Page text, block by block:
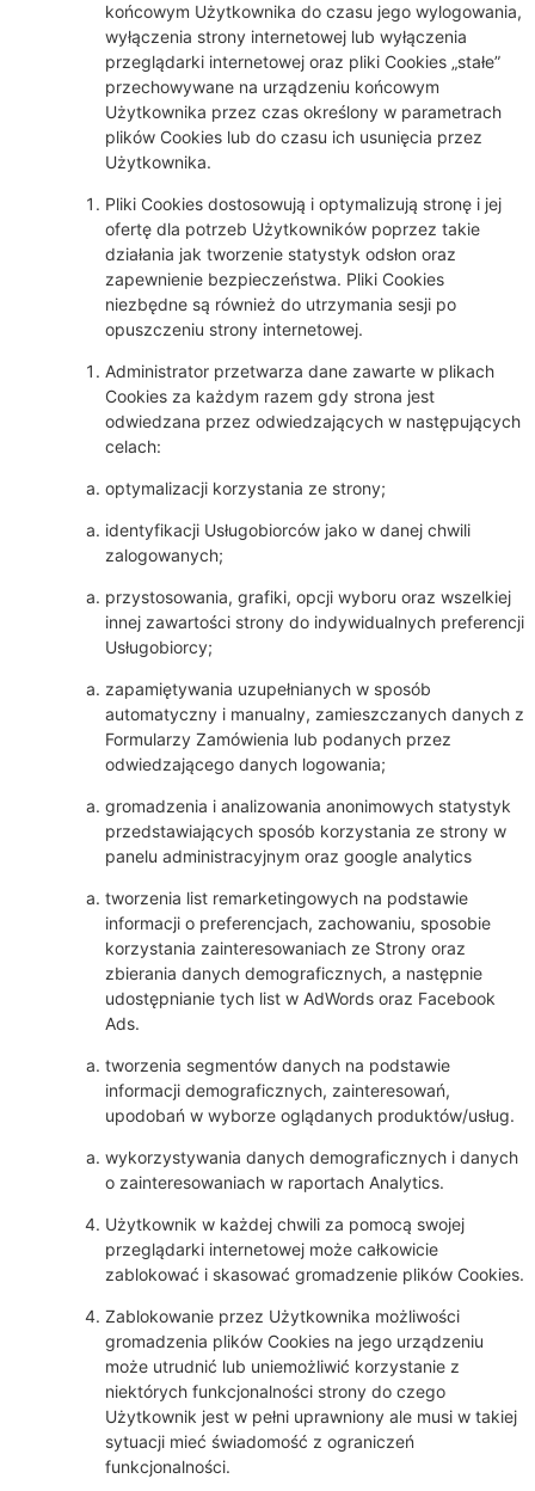
końcowym Użytkownika do czasu jego wylogowania,
wyłączenia strony internetowej lub wyłączenia
przeglądarki internetowej oraz pliki Cookies „stałe”
przechowywane na urządzeniu końcowym
Użytkownika przez czas określony w parametrach
plików Cookies lub do czasu ich usunięcia przez
Użytkownika.
Pliki Cookies dostosowują i optymalizują stronę i jej
ofertę dla potrzeb Użytkowników poprzez takie
działania jak tworzenie statystyk odsłon oraz
zapewnienie bezpieczeństwa. Pliki Cookies
niezbędne są również do utrzymania sesji po
opuszczeniu strony internetowej.
Administrator przetwarza dane zawarte w plikach
Cookies za każdym razem gdy strona jest
odwiedzana przez odwiedzających w następujących
celach:
optymalizacji korzystania ze strony;
identyfikacji Usługobiorców jako w danej chwili
zalogowanych;
przystosowania, grafiki, opcji wyboru oraz wszelkiej
innej zawartości strony do indywidualnych preferencji
Usługobiorcy;
zapamiętywania uzupełnianych w sposób
automatyczny i manualny, zamieszczanych danych z
Formularzy Zamówienia lub podanych przez
odwiedzającego danych logowania;
gromadzenia i analizowania anonimowych statystyk
przedstawiających sposób korzystania ze strony w
panelu administracyjnym oraz google analytics
tworzenia list remarketingowych na podstawie
informacji o preferencjach, zachowaniu, sposobie
korzystania zainteresowaniach ze Strony oraz
zbierania danych demograficznych, a następnie
udostępnianie tych list w AdWords oraz Facebook
Ads.
tworzenia segmentów danych na podstawie
informacji demograficznych, zainteresowań,
upodobań w wyborze oglądanych produktów/usług.
wykorzystywania danych demograficznych i danych
o zainteresowaniach w raportach Analytics.
Użytkownik w każdej chwili za pomocą swojej
przeglądarki internetowej może całkowicie
zablokować i skasować gromadzenie plików Cookies.
Zablokowanie przez Użytkownika możliwości
gromadzenia plików Cookies na jego urządzeniu
może utrudnić lub uniemożliwić korzystanie z
niektórych funkcjonalności strony do czego
Użytkownik jest w pełni uprawniony ale musi w takiej
sytuacji mieć świadomość z ograniczeń
funkcjonalności.